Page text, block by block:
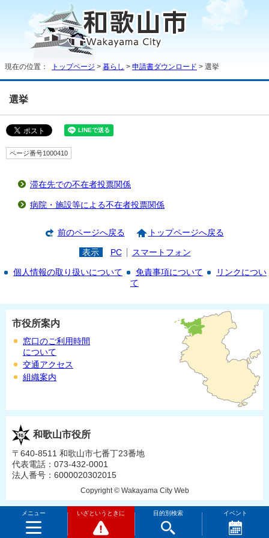
現在の位置： トップページ > 暮らし > 申請書ダウンロード > 選挙
選挙
ページ番号1000410
滞在先での不在者投票関係
病院・施設等による不在者投票関係
前のページへ戻る トップページへ戻る
表示 PC スマートフォン
個人情報の取り扱いについて 免責事項について
リンクについ
て
メニュー いざというときに 目的別検索 イベント
市役所案内
窓口のご利用時間
について
交通アクセス
組織案内
和歌山市役所
〒640-8511 和歌山市七番丁23番地
代表電話：073-432-0001
法人番号：6000020302015
Copyright © Wakayama City Web